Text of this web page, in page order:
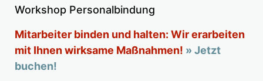
Workshop Personalbindung
Mitarbeiter binden und halten: Wir erarbeiten
mit Ihnen wirksame Maßnahmen! » Jetzt
buchen!